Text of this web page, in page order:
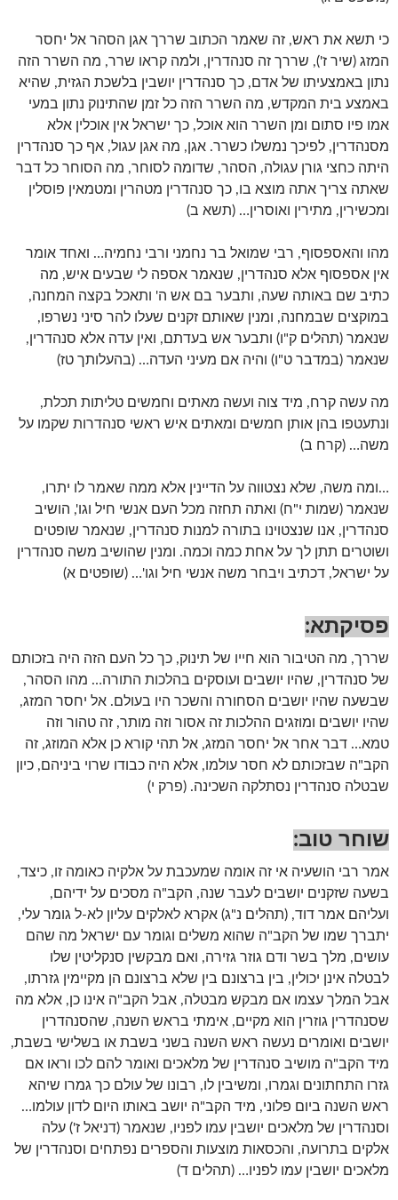
כי תשא את ראש, זה שאמר הכתוב שררך אגן הסהר אל יחסר
המזג (שיר ז'), שררך זה סנהדרין, ולמה קראו שרר, מה השרר הזה
נתון באמצעיתו של אדם, כך סנהדרין יושבין בלשכת הגזית, שהיא
באמצע בית המקדש, מה השרר הזה כל זמן שהתינוק נתון במעי
אמו פיו סתום ומן השרר הוא אוכל, כך ישראל אין אוכלין אלא
מסנהדרין, לפיכך נמשלו כשרר. אגן, מה אגן עגול, אף כך סנהדרין
היתה כחצי גורן עגולה, הסהר, שדומה לסוחר, מה הסוחר כל דבר
שאתה צריך אתה מוצא בו, כך סנהדרין מטהרין ומטמאין פוסלין
ומכשירין, מתירין ואוסרין… (תשא ב)
מהו והאספסוף, רבי שמואל בר נחמני ורבי נחמיה… ואחד אומר
אין אספסוף אלא סנהדרין, שנאמר אספה לי שבעים איש, מה
כתיב שם באותה שעה, ותבער בם אש ה' ותאכל בקצה המחנה,
במוקצים שבמחנה, ומנין שאותם זקנים שעלו להר סיני נשרפו,
שנאמר (תהלים ק"ו) ותבער אש בעדתם, ואין עדה אלא סנהדרין,
שנאמר (במדבר ט"ו) והיה אם מעיני העדה… (בהעלותך טז)
מה עשה קרח, מיד צוה ועשה מאתים וחמשים טליתות תכלת,
ונתעטפו בהן אותן חמשים ומאתים איש ראשי סנהדרות שקמו על
משה… (קרח ב)
…ומה משה, שלא נצטווה על הדיינין אלא ממה שאמר לו יתרו,
שנאמר (שמות י"ח) ואתה תחזה מכל העם אנשי חיל וגו', הושיב
סנהדרין, אנו שנצטוינו בתורה למנות סנהדרין, שנאמר שופטים
ושוטרים תתן לך על אחת כמה וכמה. ומנין שהושיב משה סנהדרין
על ישראל, דכתיב ויבחר משה אנשי חיל וגו'… (שופטים א)
פסיקתא:
שררך, מה הטיבור הוא חייו של תינוק, כך כל העם הזה היה בזכותם
של סנהדרין, שהיו יושבים ועוסקים בהלכות התורה… מהו הסהר,
שבשעה שהיו יושבים הסחורה והשכר היו בעולם. אל יחסר המזג,
שהיו יושבים ומוזגים ההלכות זה אסור וזה מותר, זה טהור וזה
טמא… דבר אחר אל יחסר המזג, אל תהי קורא כן אלא המוזג, זה
הקב"ה שבזכותם לא חסר עולמו, אלא היה כבודו שרוי ביניהם, כיון
שבטלה סנהדרין נסתלקה השכינה. (פרק י)
שוחר טוב:
אמר רבי הושעיה אי זה אומה שמעכבת על אלקיה כאומה זו, כיצד,
בשעה שזקנים יושבים לעבר שנה, הקב"ה מסכים על ידיהם,
ועליהם אמר דוד, (תהלים נ"ג) אקרא לאלקים עליון לא-ל גומר עלי,
יתברך שמו של הקב"ה שהוא משלים וגומר עם ישראל מה שהם
עושים, מלך בשר ודם גוזר גזירה, ואם מבקשין סנקליטין שלו
לבטלה אינן יכולין, בין ברצונם בין שלא ברצונם הן מקיימין גזרתו,
אבל המלך עצמו אם מבקש מבטלה, אבל הקב"ה אינו כן, אלא מה
שסנהדרין גוזרין הוא מקיים, אימתי בראש השנה, שהסנהדרין
יושבים ואומרים נעשה ראש השנה בשני בשבת או בשלישי בשבת,
מיד הקב"ה מושיב סנהדרין של מלאכים ואומר להם לכו וראו אם
גזרו התחתונים וגמרו, ומשיבין לו, רבונו של עולם כך גמרו שיהא
ראש השנה ביום פלוני, מיד הקב"ה יושב באותו היום לדון עולמו…
וסנהדרין של מלאכים יושבין עמו לפניו, שנאמר (דניאל ז') עלה
אלקים בתרועה, והכסאות מוצעות והספרים נפתחים וסנהדרין של
מלאכים יושבין עמו לפניו… (תהלים ד)